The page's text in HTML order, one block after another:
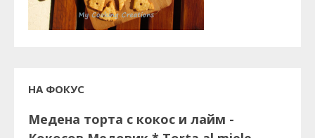
НА ФОКУС
Медена торта с кокос и лайм -